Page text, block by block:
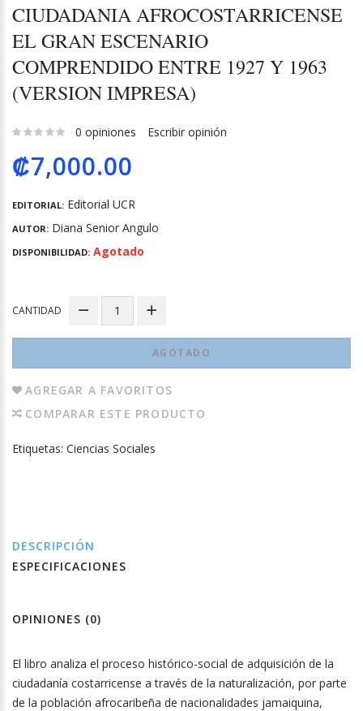
CIUDADANIA AFROCOSTARRICENSE
EL GRAN ESCENARIO
COMPRENDIDO ENTRE 1927 Y 1963
(VERSION IMPRESA)
0 opiniones Escribir opinión
₡7,000.00
EDITORIAL: Editorial UCR
AUTOR: Diana Senior Angulo
DISPONIBILIDAD: Agotado
CANTIDAD
AGOTADO
AGREGAR A FAVORITOS
COMPARAR ESTE PRODUCTO
Etiquetas: Ciencias Sociales
DESCRIPCIÓN
ESPECIFICACIONES
OPINIONES (0)
El libro analiza el proceso histórico-social de adquisición de la
ciudadanía costarricense a través de la naturalización, por parte
de la población afrocaribeña de nacionalidades jamaiquina,